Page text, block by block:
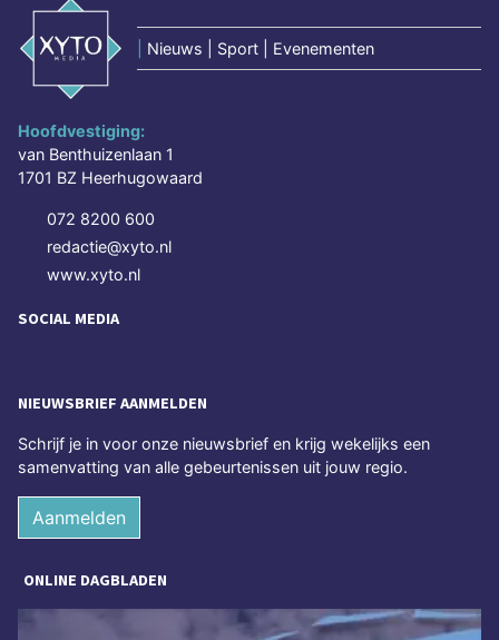
Nieuws | Sport | Evenementen
Hoofdvestiging:
van Benthuizenlaan 1
1701 BZ Heerhugowaard
072 8200 600
redactie@xyto.nl
www.xyto.nl
SOCIAL MEDIA
NIEUWSBRIEF AANMELDEN
Schrijf je in voor onze nieuwsbrief en krijg wekelijks een
samenvatting van alle gebeurtenissen uit jouw regio.
Aanmelden
ONLINE DAGBLADEN